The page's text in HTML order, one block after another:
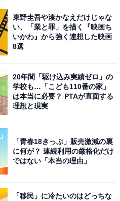
％！】15年前の「2009年8月30
「政権交代」を果たした日【戦
東野圭吾や湊かなえだけじゃな
い、「業と罪」を描く『映画ち
いかわ』から強く連想した映画
8選
20年間「駆け込み実績ゼロ」の
学校も…「こども110番の家」
は本当に必要？ PTAが直面する
理想と現実
「青春18きっぷ」販売激減の裏
に何が？ 連続利用の厳格化だけ
ではない「本当の理由」
「移民」に冷たいのはどっちな